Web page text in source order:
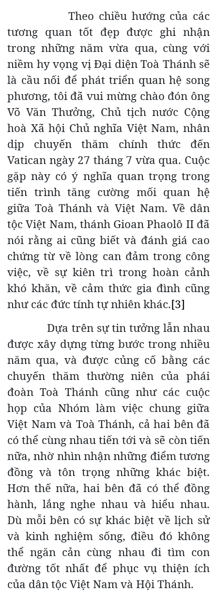
Theo chiều hướng của các
tương quan tốt đẹp được ghi nhận
trong những năm vừa qua, cùng với
niềm hy vọng vị Đại diện Toà Thánh sẽ
là cầu nối để phát triển quan hệ song
phương, tôi đã vui mừng chào đón ông
Võ Văn Thưởng, Chủ tịch nước Cộng
hoà Xã hội Chủ nghĩa Việt Nam, nhân
dịp chuyến thăm chính thức đến
Vatican ngày 27 tháng 7 vừa qua. Cuộc
gặp này có ý nghĩa quan trọng trong
tiến trình tăng cường mối quan hệ
giữa Toà Thánh và Việt Nam. Về dân
tộc Việt Nam, thánh Gioan Phaolô II đã
nói rằng ai cũng biết và đánh giá cao
chứng từ về lòng can đảm trong công
việc, về sự kiên trì trong hoàn cảnh
khó khăn, về cảm thức gia đình cũng
như các đức tính tự nhiên khác.[3]
Dựa trên sự tin tưởng lẫn nhau
được xây dựng từng bước trong nhiều
năm qua, và được củng cố bằng các
chuyến thăm thường niên của phái
đoàn Toà Thánh cũng như các cuộc
họp của Nhóm làm việc chung giữa
Việt Nam và Toà Thánh, cả hai bên đã
có thể cùng nhau tiến tới và sẽ còn tiến
nữa, nhờ nhìn nhận những điểm tương
đồng và tôn trọng những khác biệt.
Hơn thế nữa, hai bên đã có thể đồng
hành, lắng nghe nhau và hiểu nhau.
Dù mỗi bên có sự khác biệt về lịch sử
và kinh nghiệm sống, điều đó không
thể ngăn cản cùng nhau đi tìm con
đường tốt nhất để phục vụ thiện ích
của dân tộc Việt Nam và Hội Thánh.